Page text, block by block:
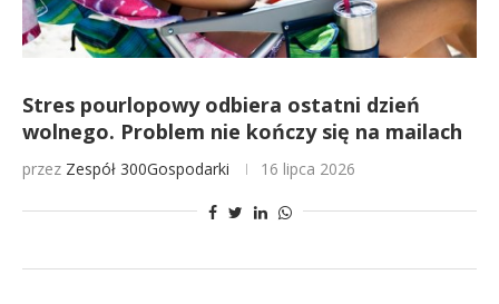
Stres pourlopowy odbiera ostatni dzień
wolnego. Problem nie kończy się na mailach
przez Zespół 300Gospodarki 16 lipca 2026